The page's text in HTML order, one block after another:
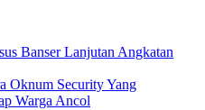
Banser Lanjutan Angkatan
Oknum Security Yang
Warga Ancol